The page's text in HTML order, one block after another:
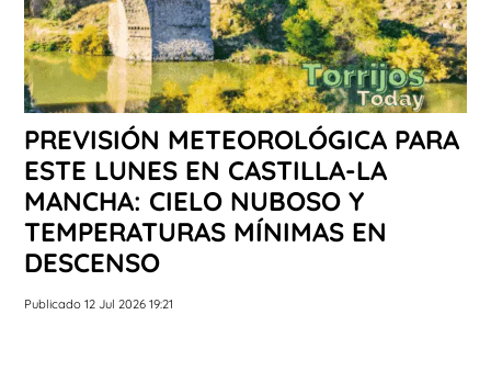
PREVISIÓN METEOROLÓGICA PARA
ESTE LUNES EN CASTILLA-LA
MANCHA: CIELO NUBOSO Y
TEMPERATURAS MÍNIMAS EN
DESCENSO
Publicado 12 Jul 2026 19:21